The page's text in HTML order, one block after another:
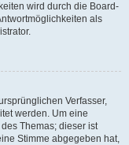
wird durch die Board-
als
Verfasser,
werden. Um eine
Themas; dieser ist
Stimme abgegeben hat,